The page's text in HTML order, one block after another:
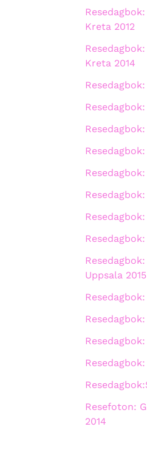
Kreta 2012
Kreta 2014
Uppsala 2015
Resefoton:
2014